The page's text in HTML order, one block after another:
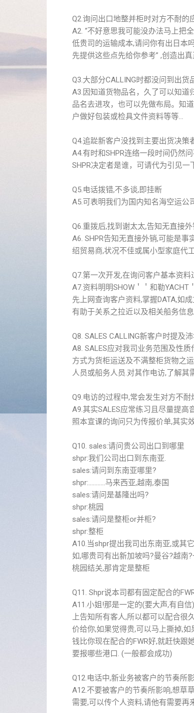
Q2.询问出口地整并柜时对方不耐的
A2. “不好意思我可能没办法马上把
低贵司的运输成本,请问你有出日本
先提供这些点先给你参考” ,创造出
Q3.大部分CALLING时都没问到出货
A3.因知道货物品名，久了可以知道
品名去进攻，也可以先做布局。知
户做好包装或检具文件资料等等…
Q4.追踨新客户没找到主要出货决策
A4.有时和SHPR连络一段时间仍然
SHPR决定者是谁，可请代为引见
Q5.电话拨错,不多谈,即挂断
A5.可表明我们为国内知名海空运公
Q6.重拨后,找到谢太太,告知无直接
A6. SHPR告知无直接外销,可能是事
绍贸易商,状况不佳或属小型家庭代
Q7.第一次开发,在询问客户基本资料
A7.资料明明SHOW＇＇和勒YACHT
先上网查询客户资料,掌握DATA,如
有助于关系之拉近以及相关船务信息
Q8. SALES CALLING新客户时提及
A8. SALES应对我司业务范围及性
方式为货柜运送及不满整柜货物之
人员或船务人员.对其作电访,了解其
Q9.电访的过程中,常会发生对方不
A9.其实SALES应常练习且尽量提
照本宣课的询问只为传报价单,其实
Q10. sales:请问贵公司出口到哪里
shpr:我们公司出口到东南亚.
sales:请问到东南亚哪里?
shpr:………..马来西亚,越南,泰国
sales:请问是基隆出吗?
shpr:桃园
sales:请问是整柜or并柜?
shpr:整柜
A10.当shpr提出我司出东南亚,或其
如,哪贵司有出新加坡吗?曼谷?越南
桃园结关,那肯定是整柜
Q11. Shpr说本司都有固定配合的
A11.小姐!那是一定的(要大声,有自
上告知所有客人,所以都可以配合
价给你,如果觉得贵,可以马上撕掉,
钱比你现在配合的FWR好,就赶快跟
要报哪些港口. (一般都会成功)
Q12.电话中,新业务被客户的节奏所
A12.不要被客户的节奏所影响,想草
需要,可以传个人资料,请他有需要再